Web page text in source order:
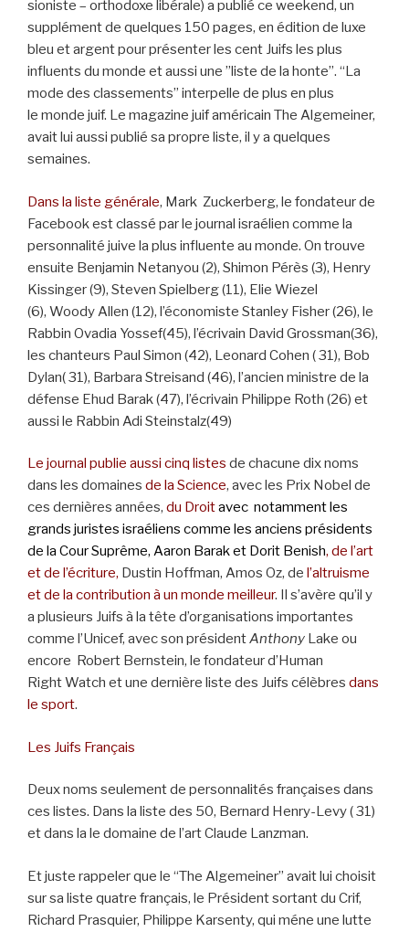
sioniste – orthodoxe libérale) a publié ce weekend, un
supplément de quelques 150 pages, en édition de luxe
bleu et argent pour présenter les cent Juifs les plus
influents du monde et aussi une ”liste de la honte”. “La
mode des classements” interpelle de plus en plus
le monde juif. Le magazine juif américain The Algemeiner,
avait lui aussi publié sa propre liste, il y a quelques
semaines.
Dans la liste générale, Mark Zuckerberg, le fondateur de
Facebook est classé par le journal israélien comme la
personnalité juive la plus influente au monde. On trouve
ensuite Benjamin Netanyou (2), Shimon Pérès (3), Henry
Kissinger (9), Steven Spielberg (11), Elie Wiezel
(6), Woody Allen (12), l’économiste Stanley Fisher (26), le
Rabbin Ovadia Yossef(45), l’écrivain David Grossman(36),
les chanteurs Paul Simon (42), Leonard Cohen ( 31), Bob
Dylan( 31), Barbara Streisand (46), l’ancien ministre de la
défense Ehud Barak (47), l’écrivain Philippe Roth (26) et
aussi le Rabbin Adi Steinstalz(49)
Le journal publie aussi cinq listes de chacune dix noms
dans les domaines de la Science, avec les Prix Nobel de
ces dernières années, du Droitavec notamment les
grands juristes israéliens comme les anciens présidents
de la Cour Suprême, Aaron Barak et Dorit Benish, de l’art
et de l’écriture, Dustin Hoffman, Amos Oz, de l’altruisme
et de la contribution à un monde meilleur. Il s’avère qu’il y
a plusieurs Juifs à la tête d’organisations importantes
comme l’Unicef, avec son présidentAnthony Lake ou
encore Robert Bernstein, le fondateur d’Human
Right Watch et une dernière liste des Juifs célèbres dans
le sport.
Les Juifs Français
Deux noms seulement de personnalités françaises dans
ces listes. Dans la liste des 50, Bernard Henry-Levy ( 31)
et dans la le domaine de l’art Claude Lanzman.
Et juste rappeler que le “The Algemeiner” avait lui choisit
sur sa liste quatre français, le Président sortant du Crif,
Richard Prasquier, Philippe Karsenty, qui méne une lutte